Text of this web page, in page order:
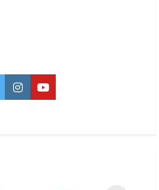
InstagramYouTube